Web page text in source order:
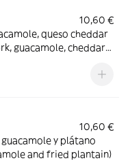
10,60 €
queso cheddar
guacamole, cheddar
10,60 €
y plátano
and fried plantain)